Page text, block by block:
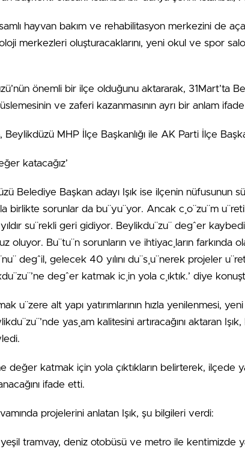
hayvan bakım ve rehabilitasyon merkezini de
merkezleri oluşturacaklarını, yeni okul ve spor
önemli bir ilçe olduğunu aktararak, 31Mart’ta
ve zaferi kazanmasının ayrı bir anlam
Beylikdüzü MHP İlçe Başkanlığı ile AK Parti İlçe
katacağız’
Belediye Başkan adayı Işık ise ilçenin nüfusunun
birlikte sorunlar da bu¨yu¨yor. Ancak c¸o¨zu¨m
su¨rekli geri gidiyor. Beylikdu¨zu¨ degˆer
oluyor. Bu¨tu¨n sorunların ve ihtiyac¸ların farkında
degˆil, gelecek 40 yılını du¨s¸u¨nerek projeler
degˆer katmak ic¸in yola c¸ıktık.’ diye
u¨zere alt yapı yatırımlarının hızla yenilenmesi,
yas¸am kalitesini artıracağını aktaran
değer katmak için yola çıktıkların belirterek, ilçede
ifade etti.
projelerini anlatan Işık, şu bilgileri verdi:
yeşil tramvay, deniz otobüsü ve metro ile kentimizde